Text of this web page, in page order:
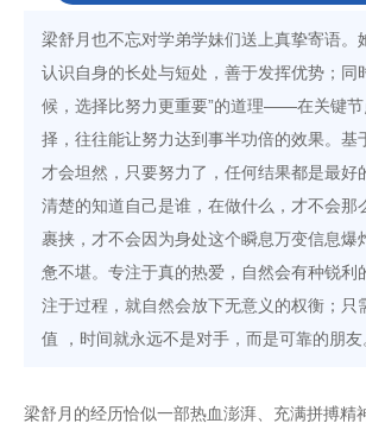
梁舒月也不忘对学弟学妹们送上真挚寄语。
认识自身的长处与短处，善于发挥优势；同
候，选择比努力更重要”的道理——在关键
择，往往能让努力达到事半功倍的效果。基
才会坦然，只要努力了，任何结果都是最好
清楚的知道自己是谁，在做什么，才不会那
裹挟，才不会因为身处这个瞬息万变信息爆
惫不堪。专注于真的热爱，自然会有种锐利
注于过程，就自然会放下无意义的权衡；只
值 ，时间就永远不是对手，而是可靠的朋友
梁舒月的经历恰似一部热血澎湃、充满拼搏精